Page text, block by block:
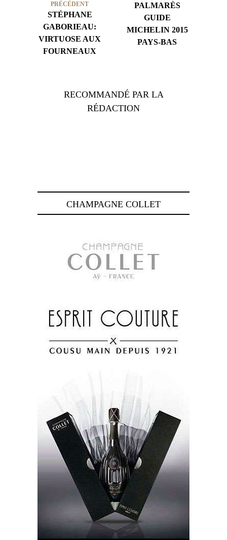
PRÉCÉDENT
STÉPHANE
GABORIEAU:
VIRTUOSE AUX
FOURNEAUX
PALMARÈS
GUIDE
MICHELIN 2015
PAYS-BAS
RECOMMANDÉ PAR LA
RÉDACTION
CHAMPAGNE COLLET